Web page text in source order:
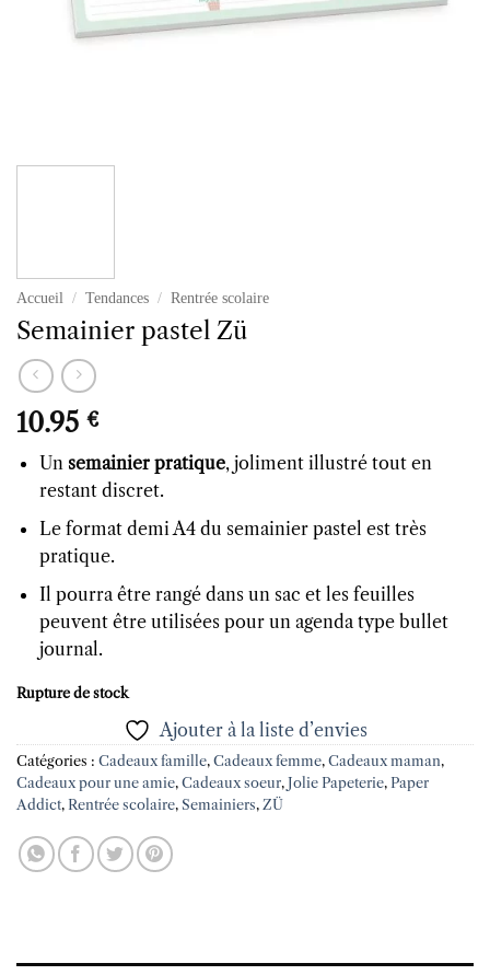
Accueil / Tendances / Rentrée scolaire
Semainier pastel Zü
10.95 €
Un semainier pratique, joliment illustré tout en
restant discret.
Le format demi A4 du semainier pastel est très
pratique.
Il pourra être rangé dans un sac et les feuilles
peuvent être utilisées pour un agenda type bullet
journal.
Rupture de stock
Ajouter à la liste d’envies
Catégories : Cadeaux famille, Cadeaux femme, Cadeaux maman,
Cadeaux pour une amie, Cadeaux soeur, Jolie Papeterie, Paper
Addict, Rentrée scolaire, Semainiers, ZÜ